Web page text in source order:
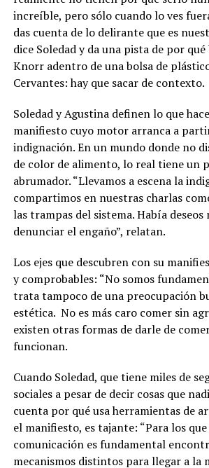
increíble, pero sólo cuando lo ves
das cuenta de lo delirante que es
dice Soledad y da una pista de por
Knorr adentro de una bolsa de
Cervantes: hay que sacar de contexto.
Soledad y Agustina definen lo que
manifiesto cuyo motor arranca a
indignación. En un mundo donde no
de color de alimento, lo real tiene un
abrumador. “Llevamos a escena la
compartimos en nuestras charlas
las trampas del sistema. Había
denunciar el engaño”, relatan.
Los ejes que descubren con su
y comprobables: “No somos
trata tampoco de una preocupación
estética. No es más caro comer sin
existen otras formas de darle de
funcionan.
Cuando Soledad, que tiene miles de
sociales a pesar de decir cosas que
cuenta por qué usa herramientas de
el manifiesto, es tajante: “Para los
comunicación es fundamental
mecanismos distintos para llegar a la